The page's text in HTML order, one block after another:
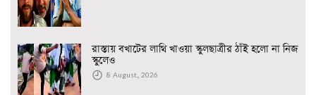
রাস্তায় বখাটের লাথি খাওয়া স্কুলছাত্রীর ঠাঁই হলো না নিজ
স্কুলেও
8 August, 2026